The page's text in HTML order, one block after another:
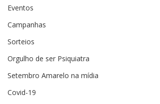
Eventos
Campanhas
Sorteios
Orgulho de ser Psiquiatra
Setembro Amarelo na mídia
Covid-19